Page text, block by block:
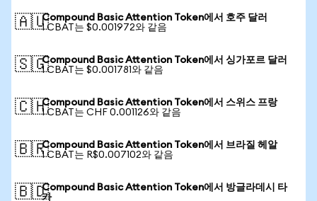
🇦🇺Compound Basic Attention Token에서 호주 달러
1 CBAT는 $0.001972와 같음
🇸🇬Compound Basic Attention Token에서 싱가포르 달러
1 CBAT는 $0.001781와 같음
🇨🇭Compound Basic Attention Token에서 스위스 프랑
1 CBAT는 CHF 0.001126와 같음
🇧🇷Compound Basic Attention Token에서 브라질 헤알
1 CBAT는 R$0.007102와 같음
🇧🇩Compound Basic Attention Token에서 방글라데시 타
카